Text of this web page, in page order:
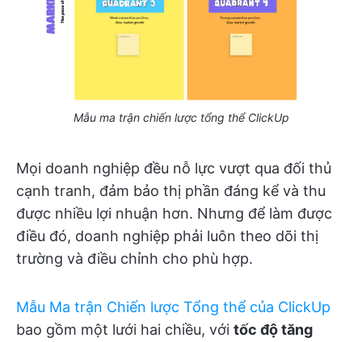
Mẫu ma trận chiến lược tổng thể ClickUp
Mọi doanh nghiệp đều nỗ lực vượt qua đối thủ
cạnh tranh, đảm bảo thị phần đáng kể và thu
được nhiều lợi nhuận hơn. Nhưng để làm được
điều đó, doanh nghiệp phải luôn theo dõi thị
trường và điều chỉnh cho phù hợp.
Mẫu Ma trận Chiến lược Tổng thể của ClickUp
bao gồm một lưới hai chiều, với tốc độ tăng